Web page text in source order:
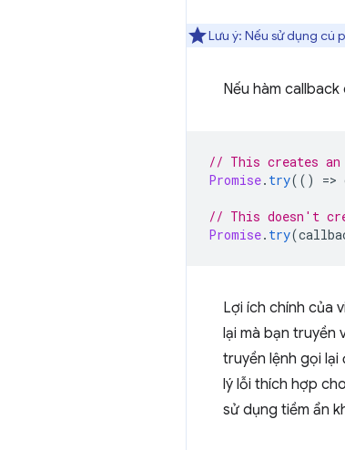
Lưu ý: Nếu sử dụng cú
Nếu hàm
// This creates
Promise. try(() =>
// This doesn't
Promise. try(
Lợi ích chính của
lại mà bạn truyền
truyền lệnh gọi lại
lý lỗi thích hợp
sử dụng tiềm ẩn